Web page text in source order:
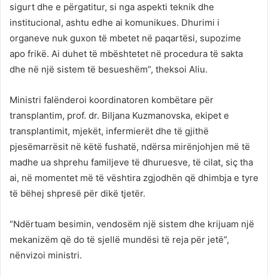
sigurt dhe e përgatitur, si nga aspekti teknik dhe
institucional, ashtu edhe ai komunikues. Dhurimi i
organeve nuk guxon të mbetet në paqartësi, supozime
apo frikë. Ai duhet të mbështetet në procedura të sakta
dhe në një sistem të besueshëm”, theksoi Aliu.
Ministri falënderoi koordinatoren kombëtare për
transplantim, prof. dr. Biljana Kuzmanovska, ekipet e
transplantimit, mjekët, infermierët dhe të gjithë
pjesëmarrësit në këtë fushatë, ndërsa mirënjohjen më të
madhe ua shprehu familjeve të dhuruesve, të cilat, siç tha
ai, në momentet më të vështira zgjodhën që dhimbja e tyre
të bëhej shpresë për dikë tjetër.
“Ndërtuam besimin, vendosëm një sistem dhe krijuam një
mekanizëm që do të sjellë mundësi të reja për jetë”,
nënvizoi ministri.